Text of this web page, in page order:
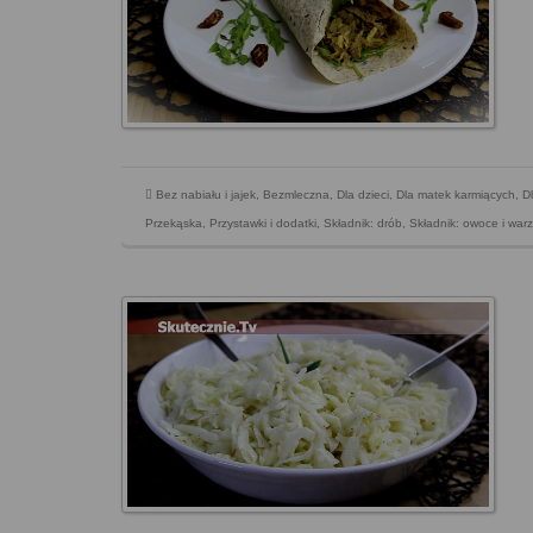
Bez nabiału i jajek, Bezmleczna, Dla dzieci, Dla matek karmiących,
Przekąska, Przystawki i dodatki, Składnik: drób, Składnik: owoce i